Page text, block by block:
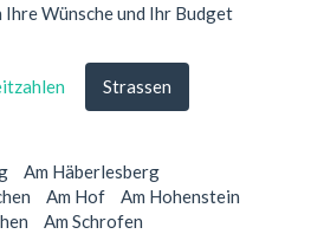
Wünsche und Ihr Budget
Strassen
Am Häberlesberg
Am Hof
Am Hohenstein
Am Schrofen